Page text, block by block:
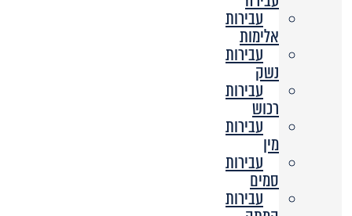
עבירות
אלימות
עבירות
נשק
עבירות
רכוש
עבירות
מין
עבירות
סמים
עבירות